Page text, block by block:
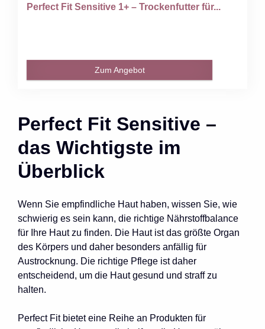
Perfect Fit Sensitive 1+ – Trockenfutter für...
Zum Angebot
Perfect Fit Sensitive –
das Wichtigste im
Überblick
Wenn Sie empfindliche Haut haben, wissen Sie, wie
schwierig es sein kann, die richtige Nährstoffbalance
für Ihre Haut zu finden. Die Haut ist das größte Organ
des Körpers und daher besonders anfällig für
Austrocknung. Die richtige Pflege ist daher
entscheidend, um die Haut gesund und straff zu
halten.
Perfect Fit bietet eine Reihe an Produkten für